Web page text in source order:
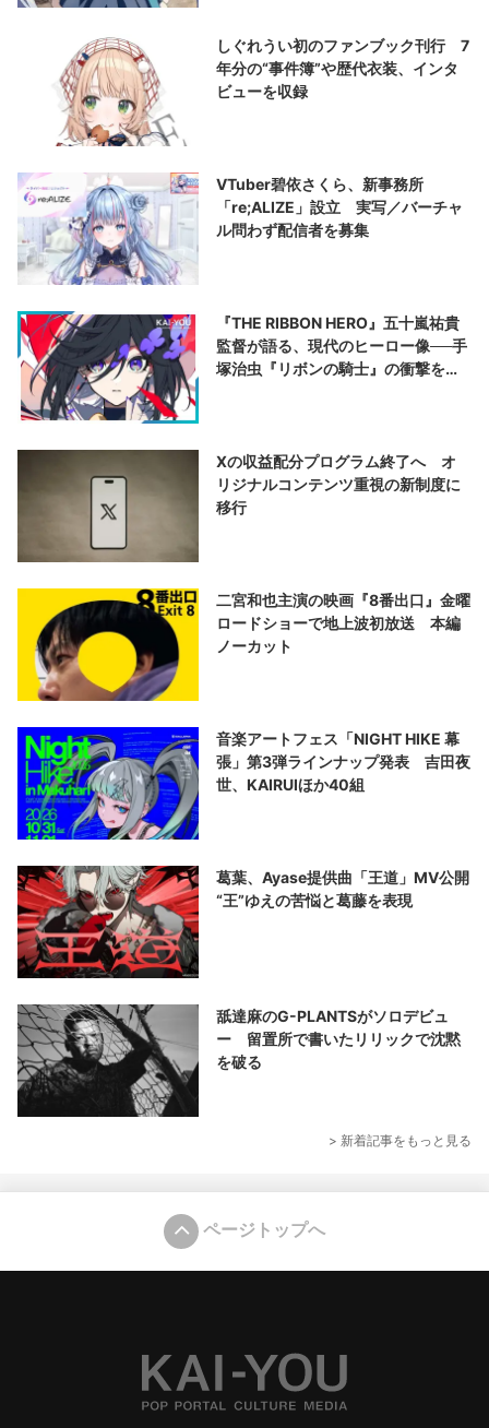
しぐれうい初のファンブック刊行 7
年分の“事件簿”や歴代衣装、インタ
ビューを収録
VTuber碧依さくら、新事務所
「re;ALIZE」設立 実写／バーチャ
ル問わず配信者を募集
『THE RIBBON HERO』五十嵐祐貴
監督が語る、現代のヒーロー像──手
塚治虫『リボンの騎士』の衝撃を再
Xの収益配分プログラム終了へ オ
リジナルコンテンツ重視の新制度に
移行
二宮和也主演の映画『8番出口』金曜
ロードショーで地上波初放送 本編
ノーカット
音楽アートフェス「NIGHT HIKE 幕
張」第3弾ラインナップ発表 吉田夜
世、KAIRUIほか40組
葛葉、Ayase提供曲「王道」MV公開
“王”ゆえの苦悩と葛藤を表現
舐達麻のG-PLANTSがソロデビュ
ー 留置所で書いたリリックで沈黙
を破る
> 新着記事をもっと見る
ページトップへ